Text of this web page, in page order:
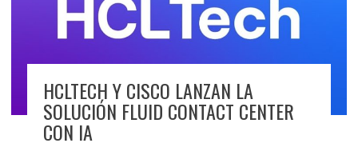
HCLTECH Y CISCO LANZAN LA
SOLUCIÓN FLUID CONTACT CENTER
CON IA